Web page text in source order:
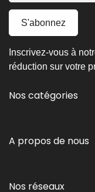
Inscrivez-vous à
réduction sur votre
S'abonnez
Nos catégories
Chaise & tabouret
Chambre
A propos de nous
Nos réseaux